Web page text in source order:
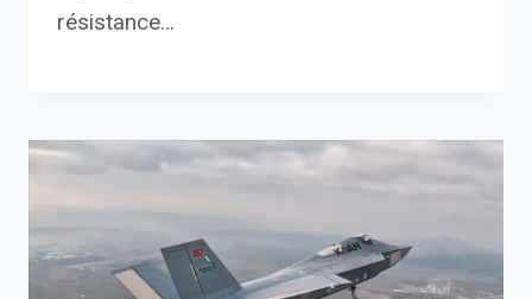
résistance…